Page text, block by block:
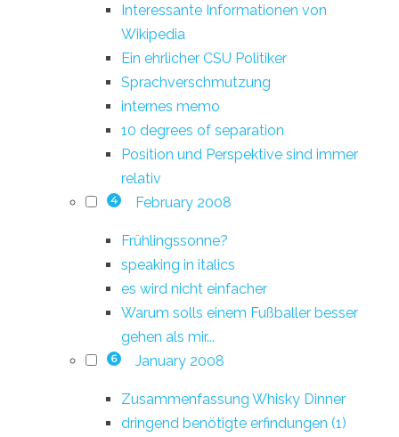
Interessante Informationen von
Wikipedia
Ein ehrlicher CSU Politiker
Sprachverschmutzung
internes memo
10 degrees of separation
Position und Perspektive sind immer
relativ
4 February 2008
Frühlingssonne?
speaking in italics
es wird nicht einfacher
Warum solls einem Fußballer besser
gehen als mir...
6 January 2008
Zusammenfassung Whisky Dinner
dringend benötigte erfindungen (1)